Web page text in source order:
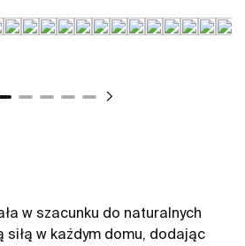
w szacunku do naturalnych
siłą w każdym domu, dodając